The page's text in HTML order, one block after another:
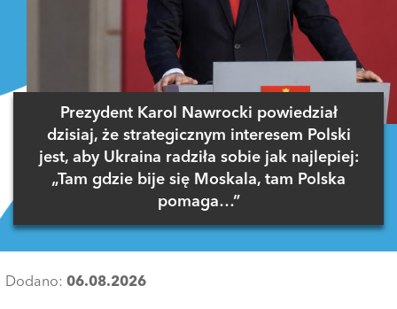
Prezydent Karol Nawrocki powiedział
dzisiaj, że strategicznym interesem Polski
jest, aby Ukraina radziła sobie jak najlepiej:
„Tam gdzie bije się Moskala, tam Polska
pomaga…”
Dodano: 06.08.2026